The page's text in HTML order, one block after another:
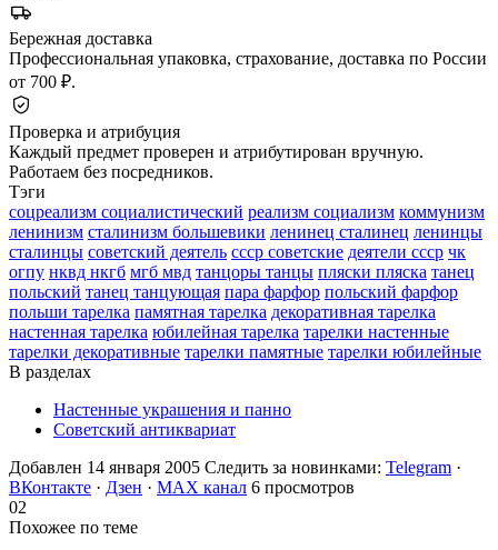
Бережная доставка
Профессиональная упаковка, страхование, доставка по России
от 700 ₽.
Проверка и атрибуция
Каждый предмет проверен и атрибутирован вручную.
Работаем без посредников.
Тэги
соцреализм социалистический реализм социализм коммунизм
ленинизм сталинизм большевики ленинец сталинец ленинцы
сталинцы советский деятель ссср советские деятели ссср чк
огпу нквд нкгб мгб мвд танцоры танцы пляски пляска танец
польский танец танцующая пара фарфор польский фарфор
польши тарелка памятная тарелка декоративная тарелка
настенная тарелка юбилейная тарелка тарелки настенные
тарелки декоративные тарелки памятные тарелки юбилейные
В разделах
Настенные украшения и панно
Советский антиквариат
Добавлен 14 января 2005 Следить за новинками: Telegram ·
ВКонтакте · Дзен · MAX канал 6 просмотров
02
Похожее по теме